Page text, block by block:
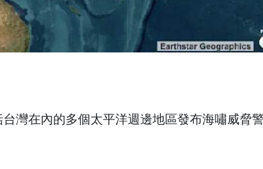
灣在內的多個太平洋週邊地區發布海嘯威脅